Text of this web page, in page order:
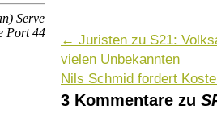
← Juristen zu S21:
vielen Unbekannten
Nils Schmid fordert
3 Kommentare zu